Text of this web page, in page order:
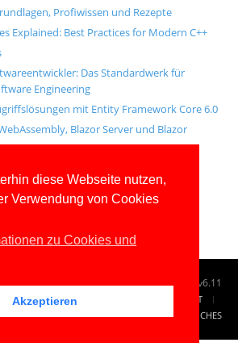
diese Webseite nutzen,
Verwendung von Cookies
zu Cookies und
Akzeptieren
Profiwissen und Rezepte
Explained: Best Practices for Modern C++
Das Standardwerk für
Engineering
mit Entity Framework Core 6.0
Blazor Server und Blazor
Fachbücher
99 Euro im Jahr
Visions.de-Dr. Holger Schwichtenberg v6.11
TAG CLOUD
KONTAKT
IMPRESSUM
RECHTLICHES